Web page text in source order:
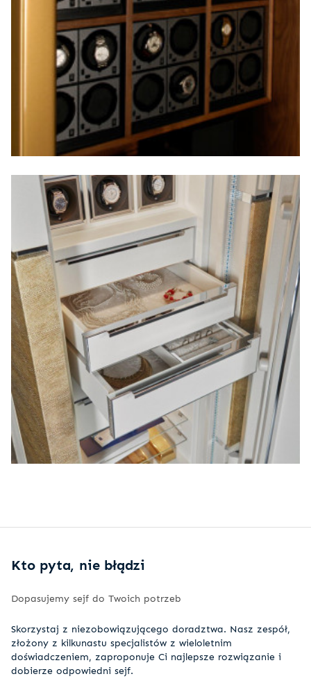
Kto pyta, nie błądzi
Dopasujemy sejf do Twoich potrzeb
Skorzystaj z niezobowiązującego doradztwa. Nasz zespół,
złożony z kilkunastu specjalistów z wieloletnim
doświadczeniem, zaproponuje Ci najlepsze rozwiązanie i
dobierze odpowiedni sejf.